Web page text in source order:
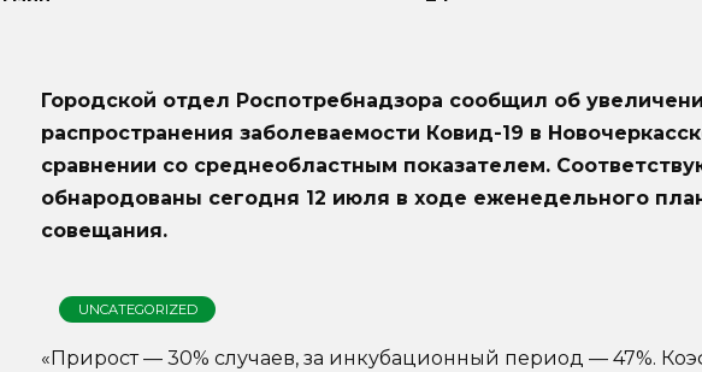
Городской отдел Роспотребнадзора сообщил об
распространения заболеваемости Ковид-19 в
сравнении со среднеобластным показателем.
обнародованы сегодня 12 июля в ходе еженедельного
совещания.
UNCATEGORIZED
«Прирост — 30% случаев, за инкубационный период — 47%.